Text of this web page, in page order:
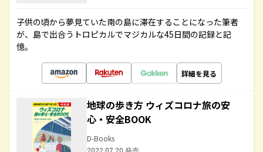
子供の頃から夢見ていた南の島に滞在することになった筆者
が、島で出合うトロピカルでマジカルな45日間の記録と記
憶。
詳細を見る
地球の歩き方 ウィズコロナ旅の安
心・安全BOOK
D-Books